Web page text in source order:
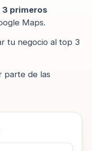
3 primeros
Maps.
tu negocio al top 3
parte de las